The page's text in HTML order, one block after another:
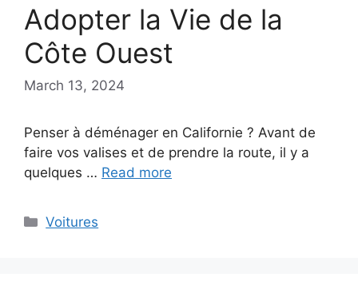
Adopter la Vie de la
Côte Ouest
March 13, 2024
Penser à déménager en Californie ? Avant de
faire vos valises et de prendre la route, il y a
quelques … Read more
Categories
Voitures